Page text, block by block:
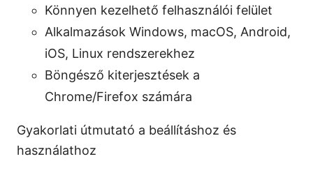
Könnyen kezelhető felhasználói felület
Alkalmazások Windows, macOS, Android,
iOS, Linux rendszerekhez
Böngésző kiterjesztések a
Chrome/Firefox számára
Gyakorlati útmutató a beállításhoz és
használathoz